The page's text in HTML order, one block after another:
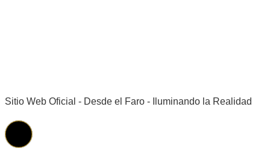
Sitio Web Oficial - Desde el Faro - Iluminando la Realidad